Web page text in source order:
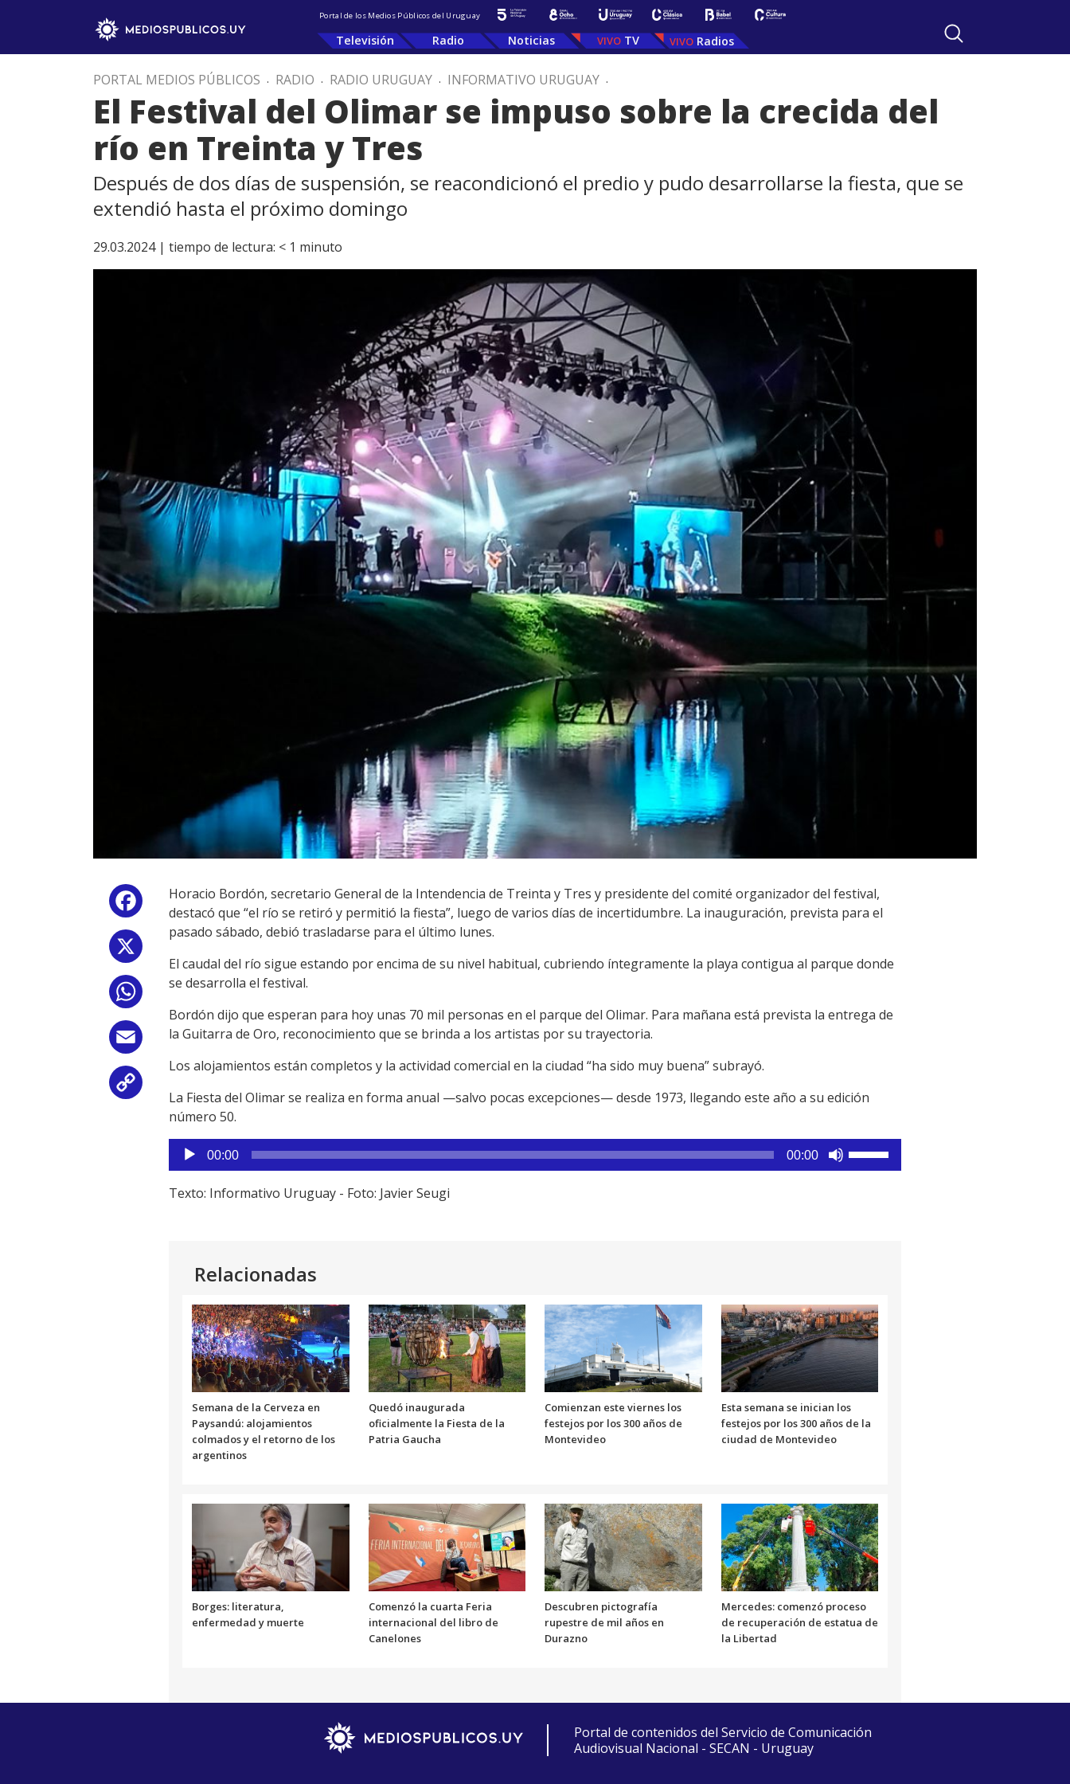
Portal de los Medios Públicos del Uruguay
Televisión Radio Noticias TV Radios
PORTAL MEDIOS PÚBLICOS . RADIO . RADIO URUGUAY . INFORMATIVO URUGUAY .
El Festival del Olimar se impuso sobre la crecida del
río en Treinta y Tres
Después de dos días de suspensión, se reacondicionó el predio y pudo desarrollarse la fiesta, que se
extendió hasta el próximo domingo
29.03.2024 | tiempo de lectura: < 1 minuto
Facebook
Email
Link
Horacio Bordón, secretario General de la Intendencia de Treinta y Tres y presidente del comité organizador del festival,
destacó que “el río se retiró y permitió la fiesta”, luego de varios días de incertidumbre. La inauguración, prevista para el
pasado sábado, debió trasladarse para el último lunes.
El caudal del río sigue estando por encima de su nivel habitual, cubriendo íntegramente la playa contigua al parque donde
se desarrolla el festival.
Bordón dijo que esperan para hoy unas 70 mil personas en el parque del Olimar. Para mañana está prevista la entrega de
la Guitarra de Oro, reconocimiento que se brinda a los artistas por su trayectoria.
Los alojamientos están completos y la actividad comercial en la ciudad “ha sido muy buena” subrayó.
La Fiesta del Olimar se realiza en forma anual —salvo pocas excepciones— desde 1973, llegando este año a su edición
número 50.
Reproductor
de
audio
00:00 00:00
disminuir
el
volumen.
Texto: Informativo Uruguay - Foto: Javier Seugi
Relacionadas
Semana de la Cerveza en
Paysandú: alojamientos
colmados y el retorno de los
argentinos
Quedó inaugurada
oficialmente la Fiesta de la
Patria Gaucha
Comienzan este viernes los
festejos por los 300 años de
Montevideo
Esta semana se inician los
festejos por los 300 años de la
ciudad de Montevideo
Borges: literatura,
enfermedad y muerte
Comenzó la cuarta Feria
internacional del libro de
Canelones
Descubren pictografía
rupestre de mil años en
Durazno
Mercedes: comenzó proceso
de recuperación de estatua de
la Libertad
Portal de contenidos del Servicio de Comunicación
Audiovisual Nacional - SECAN - Uruguay